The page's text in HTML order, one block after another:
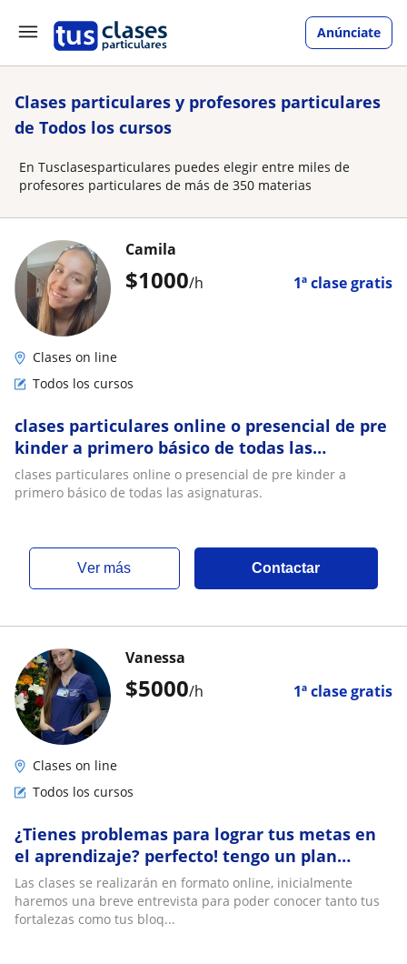
Anúnciate
Clases particulares y profesores particulares
de Todos los cursos
En Tusclasesparticulares puedes elegir entre miles de
profesores particulares de más de 350 materias
$1000/h 1ª clase gratis
Camila
Clases on line
Todos los cursos
clases particulares online o presencial de pre
kinder a primero básico de todas las
asignaturas
clases particulares online o presencial de pre kinder a
primero básico de todas las asignaturas.
ver más Contactar
$5000/h 1ª clase gratis
Vanessa
Clases on line
Todos los cursos
¿Tienes problemas para lograr tus metas en
el aprendizaje? perfecto! tengo un plan
especial para ti de técnicas de estudio
inteligente, Soy Vanessa Stolzenbach
estudiante cuarto año de Nutrición y
Las clases se realizarán en formato online, inicialmente
haremos una breve entrevista para poder conocer tanto tus
fortalezas como tus bloq...